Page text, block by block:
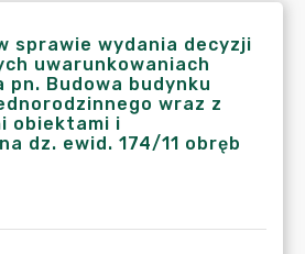
sprawie wydania decyzji
uwarunkowaniach
pn. Budowa budynku
wraz z
obiektami i
dz. ewid. 174/11 obręb